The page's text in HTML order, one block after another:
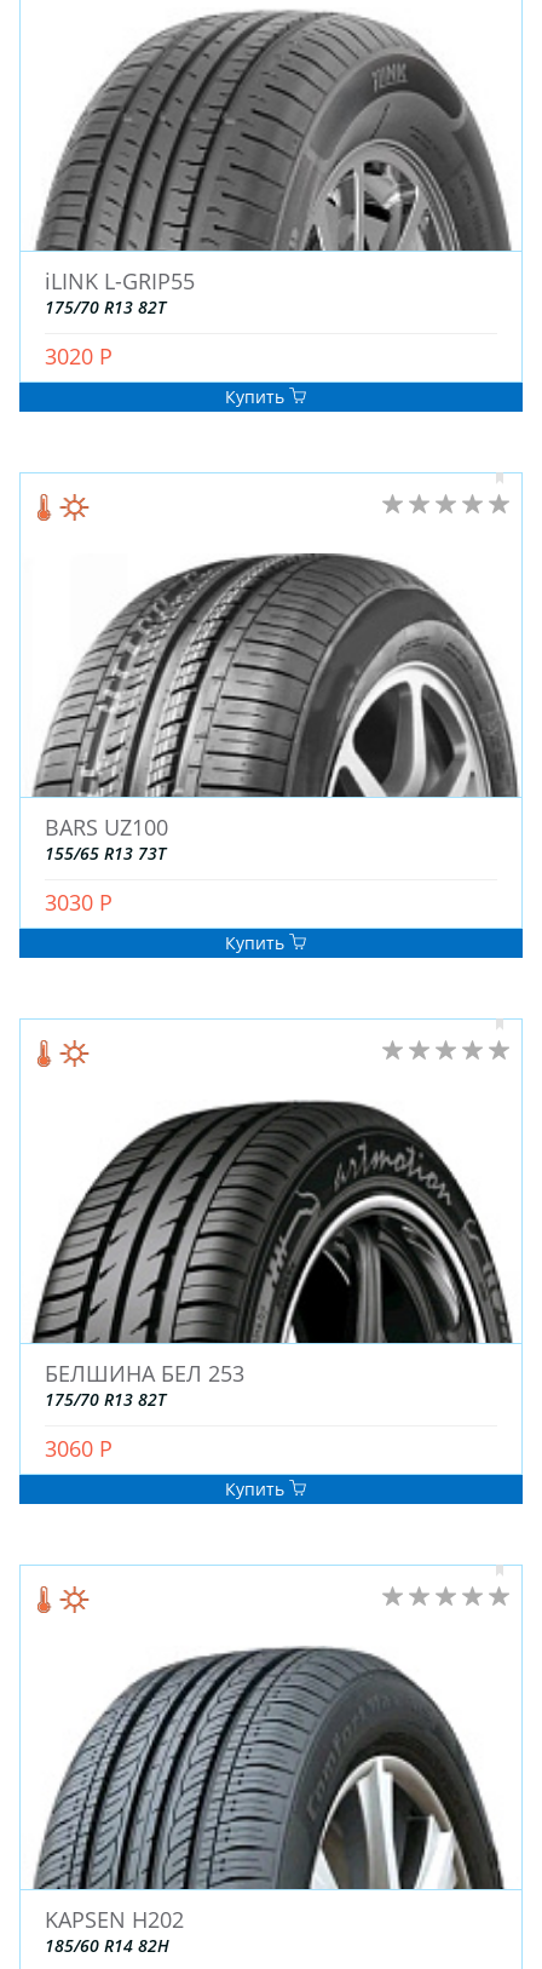
ДЛЯ ГРУЗОВЫХ АВТО
ДЛЯ ЛЕГКОВЫХ АВТО
ШИНЫ
ДИСКИ
АККУМУЛЯТОРЫ
iLINK L-GRIP55
175/70 R13 82T
3020 Р
Купить
BARS UZ100
155/65 R13 73T
3030 Р
Купить
БЕЛШИНА БЕЛ 253
175/70 R13 82T
3060 Р
Купить
KAPSEN H202
185/60 R14 82H